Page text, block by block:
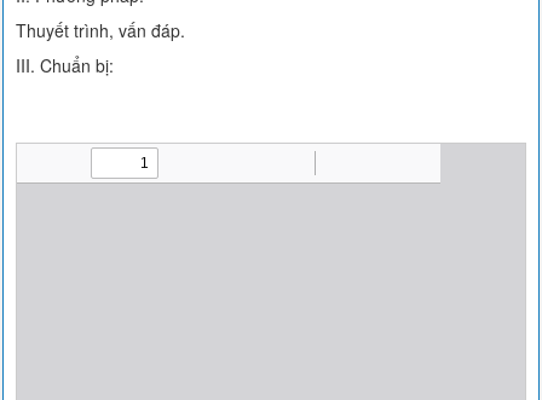
Thuyết trình, vấn đáp.
III. Chuẩn bị: